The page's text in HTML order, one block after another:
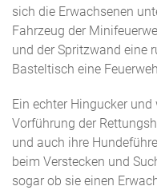
sich die Erwachsenen
Fahrzeug der
und der Spritzwand eine
Basteltisch eine
Ein echter Hingucker
Vorführung der
und auch ihre
beim Verstecken und
sogar ob sie einen